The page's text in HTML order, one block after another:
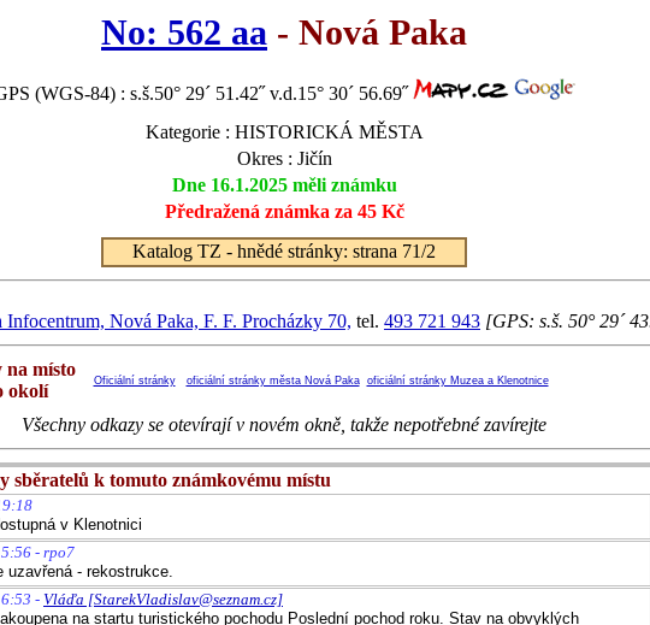
No: 562 aa - Nová Paka
(WGS-84) : s.š.50° 29´ 51.42˝ v.d.15° 30´ 56.69˝
Kategorie : HISTORICKÁ MĚSTA
Okres : Jičín
Dne 16.1.2025 měli známku
Předražená známka za 45 Kč
Katalog TZ - hnědé stránky: strana 71/2
Nová Paka, F. F. Procházky 70, tel. 493 721 943 [GPS: s.š. 50° 29´
na místo
okolí
Oficiální stránky oficiální stránky města Nová Paka oficiální stránky Muzea a Klenotnice
Všechny odkazy se otevírají v novém okně, takže nepotřebné zavírejte
sběratelů k tomuto známkovému místu
v Klenotnici
- rpo7
uzavřená - rekostrukce.
-Vláďa [StarekVladislav@seznam.cz]
na startu turistického pochodu Poslední pochod roku. Stav na obvyklých